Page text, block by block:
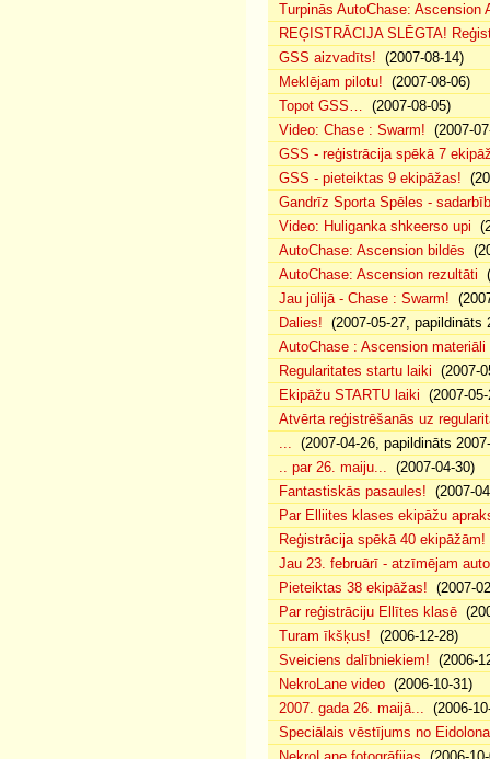
Turpinās AutoChase: Ascension
REĢISTRĀCIJA SLĒGTA!
GSS aizvadīts! (2007-08-14)
Meklējam pilotu! (2007-08-06)
Topot GSS… (2007-08-05)
Video: Chase : Swarm! (2007-
GSS - reģistrācija spēkā 7
GSS - pieteiktas 9 ekipāžas!
Gandrīz Sporta Spēles -
Video: Huliganka shkeerso upi
AutoChase: Ascension bildēs
AutoChase: Ascension rezultāti
Jau jūlijā - Chase : Swarm!
Dalies! (2007-05-27, papildināts
AutoChase : Ascension materiāli
Regularitates startu laiki (2007-
Ekipāžu STARTU laiki (2007-
Atvērta reģistrēšanās uz
... (2007-04-26, papildināts
.. par 26. maiju... (2007-04-30)
Fantastiskās pasaules! (2007-
Par Elliites klases ekipāžu
Reģistrācija spēkā 40 ekipāžām!
Jau 23. februārī - atzīmējam
Pieteiktas 38 ekipāžas! (2007-
Par reģistrāciju Ellītes klasē
Turam īkšķus! (2006-12-28)
Sveiciens dalībniekiem! (2006-
NekroLane video (2006-10-31)
2007. gada 26. maijā... (2006-
Speciālais vēstījums no Eidolona